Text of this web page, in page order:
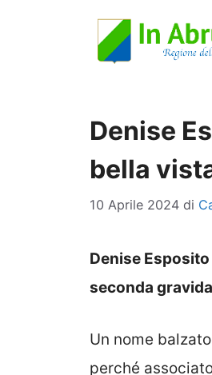
Denise
bella
10 Aprile 2024 di
Denise
seconda
Un nome
perché